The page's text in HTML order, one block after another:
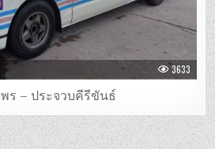
3633
ร – ประจวบคีรีขันธ์